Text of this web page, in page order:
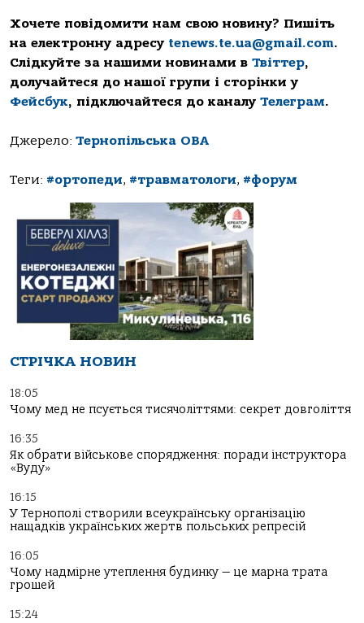
Хочете повідомити нам свою новину? Пишіть
на електронну адресу tenews.te.ua@gmail.com.
Слідкуйте за нашими новинами в Твіттер,
долучайтеся до нашої групи і сторінки у
Фейсбук, підключайтеся до каналу Телеграм.
Джерело: Тернопільська ОВА
Теги: #ортопеди, #травматологи, #форум
СТРІЧКА НОВИН
18:05
Чому мед не псується тисячоліттями: секрет довголіття
16:35
Як обрати військове спорядження: поради інструктора
«Вуду»
16:15
У Тернополі створили всеукраїнську організацію
нащадків українських жертв польських репресій
16:05
Чому надмірне утеплення будинку — це марна трата
грошей
15:24